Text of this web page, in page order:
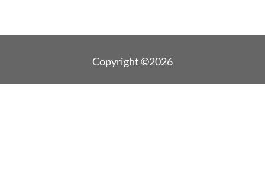
Copyright ©2026